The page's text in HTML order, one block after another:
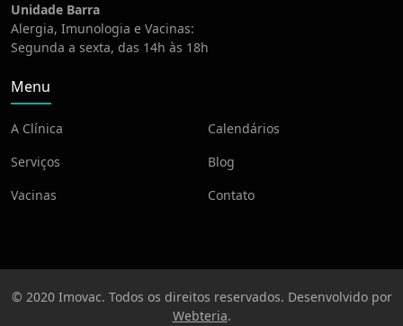
Unidade Barra
Alergia, Imunologia e Vacinas:
Segunda a sexta, das 14h às 18h
Menu
A Clínica
Serviços
Vacinas
Calendários
Blog
Contato
© 2020 Imovac. Todos os direitos reservados. Desenvolvido por
Webteria.